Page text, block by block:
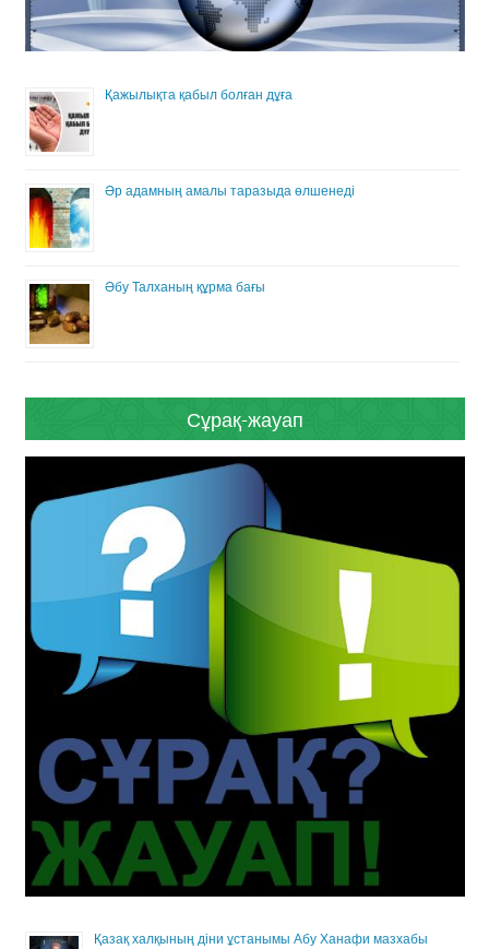
Қажылықта қабыл болған дұға
Әр адамның амалы таразыда өлшенеді
Әбу Талханың құрма бағы
Сұрақ-жауап
Қазақ халқының діни ұстанымы Абу Ханафи мазхабы